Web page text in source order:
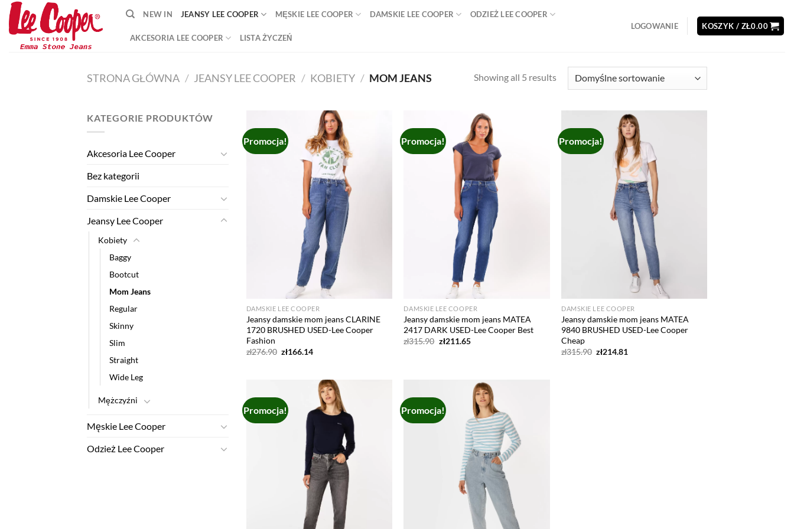
Skip
content
NEW IN JEANSY LEE COOPER MĘSKIE LEE COOPER DAMSKIE LEE COOPER ODZIEŻ LEE COOPER
AKCESORIA LEE COOPER LISTA ŻYCZEŃ
LOGOWANIE KOSZYK / ZŁ0.00
STRONA GŁÓWNA / JEANSY LEE COOPER / KOBIETY / MOM JEANS Showing all 5 results
KATEGORIE PRODUKTÓW
Akcesoria Lee Cooper
Bez kategorii
Damskie Lee Cooper
Jeansy Lee Cooper
Kobiety
Baggy
Bootcut
Mom Jeans
Regular
Skinny
Slim
Straight
Wide Leg
Mężczyźni
Męskie Lee Cooper
Odzież Lee Cooper
Promocja!
DAMSKIE LEE COOPER
Jeansy damskie mom jeans CLARINE
1720 BRUSHED USED-Lee Cooper
Fashion
zł276.90 Pierwotna
zł166.14Aktualna
Promocja!
DAMSKIE LEE COOPER
Jeansy damskie mom jeans MATEA
2417 DARK USED-Lee Cooper Best
zł315.90 Pierwotna
zł211.65Aktualna
Promocja!
DAMSKIE LEE COOPER
Jeansy damskie mom jeans MATEA
9840 BRUSHED USED-Lee Cooper
Cheap
zł315.90 Pierwotna
zł214.81
Promocja! Promocja!